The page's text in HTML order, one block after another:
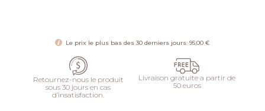
Le prix le plus bas des 30 derniers jours: 95,00 €
Retournez-nous le produit
sous 30 jours en cas
d’insatisfaction.
Livraison gratuite a partir de
50 euros